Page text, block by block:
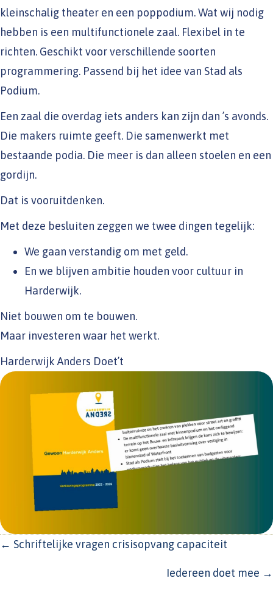
kleinschalig theater en een poppodium. Wat wij nodig
hebben is een multifunctionele zaal. Flexibel in te
richten. Geschikt voor verschillende soorten
programmering. Passend bij het idee van Stad als
Podium.
Een zaal die overdag iets anders kan zijn dan ’s avonds.
Die makers ruimte geeft. Die samenwerkt met
bestaande podia. Die meer is dan alleen stoelen en een
gordijn.
Dat is vooruitdenken.
Met deze besluiten zeggen we twee dingen tegelijk:
We gaan verstandig om met geld.
En we blijven ambitie houden voor cultuur in
Harderwijk.
Niet bouwen om te bouwen.
Maar investeren waar het werkt.
Harderwijk Anders Doet’t
POSTS
← Schriftelijke vragen crisisopvang capaciteit
Iedereen doet mee →